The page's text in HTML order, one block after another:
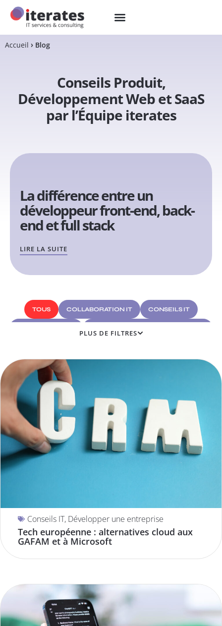
Accueil Blog
Conseils Produit,
Développement Web et SaaS
par l’Équipe iterates
La différence entre un
développeur front-end, back-
end et full stack
LIRE LA SUITE
PLUS DE FILTRES
COLLABORATION IT CONSEILS IT
DÉVELOPPER UNE ENTREPRISE
DIGITAL ET MARKETING
FACTURATION ÉLECTRONIQUE
HYPERAUTOMATISATION
INTELLIGENCE ARTIFICIELLE
TOUS
Conseils IT, Développer une entreprise
Tech européenne : alternatives cloud aux
GAFAM et à Microsoft